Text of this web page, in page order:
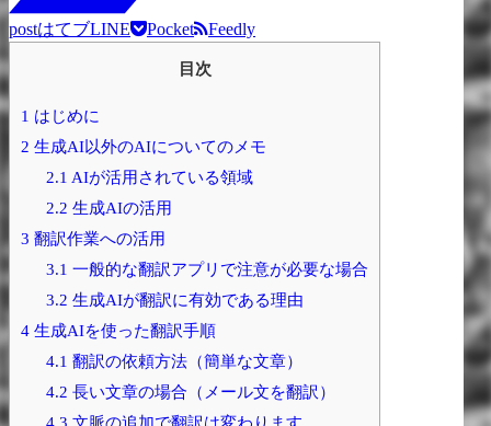
postはてブLINE Pocket Feedly
目次
1 はじめに
2 生成AI以外のAIについてのメモ
2.1 AIが活用されている領域
2.2 生成AIの活用
3 翻訳作業への活用
3.1 一般的な翻訳アプリで注意が必要な場合
3.2 生成AIが翻訳に有効である理由
4 生成AIを使った翻訳手順
4.1 翻訳の依頼方法（簡単な文章）
4.2 長い文章の場合（メール文を翻訳）
4.3 文脈の追加で翻訳は変わります